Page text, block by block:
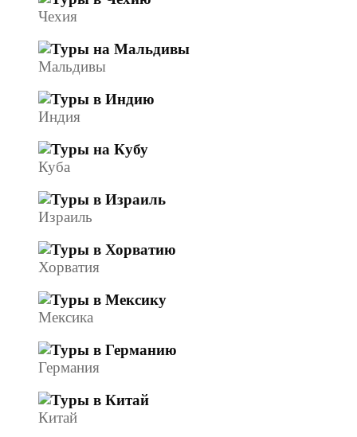
Чехия
Мальдивы
Индия
Куба
Израиль
Хорватия
Мексика
Германия
Китай